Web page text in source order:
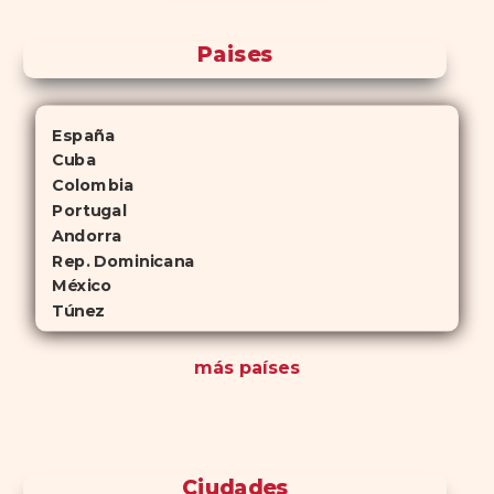
Paises
España
Cuba
Colombia
Portugal
Andorra
Rep. Dominicana
México
Túnez
más países
Ciudades